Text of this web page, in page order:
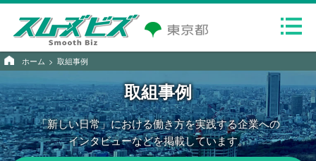
ホーム 取組事例
取組事例
「新しい日常」における働き方を実践する企業への
インタビューなどを掲載しています。